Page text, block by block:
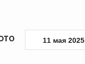
11 мая 2025